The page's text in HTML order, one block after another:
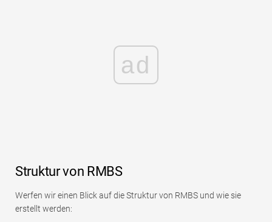
ad
Struktur von RMBS
Werfen wir einen Blick auf die Struktur von RMBS und wie sie
erstellt werden: